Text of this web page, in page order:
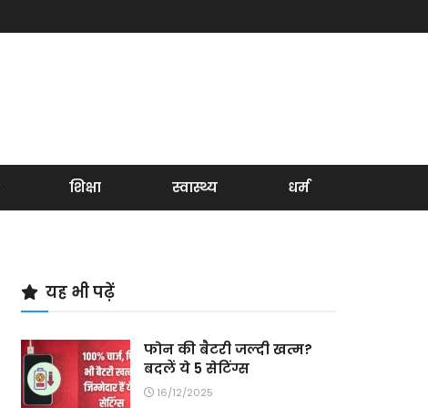
शिक्षा स्वास्थ्य धर्म
यह भी पढ़ें
फोन की बैटरी जल्दी खत्म?
बदलें ये 5 सेटिंग्स
16/12/2025